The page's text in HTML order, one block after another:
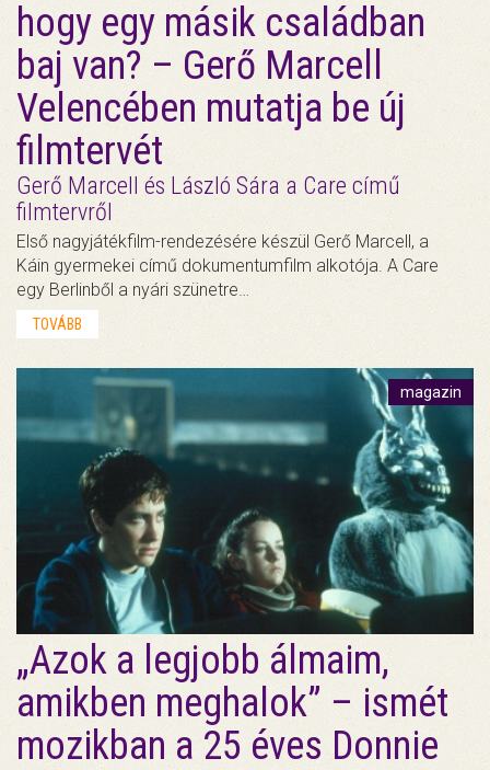
hogy egy másik családban
baj van? – Gerő Marcell
Velencében mutatja be új
filmtervét
Gerő Marcell és László Sára a Care című
filmtervről
Első nagyjátékfilm-rendezésére készül Gerő Marcell, a
Káin gyermekei című dokumentumfilm alkotója. A Care
egy Berlinből a nyári szünetre…
TOVÁBB
magazin
„Azok a legjobb álmaim,
amikben meghalok” – ismét
mozikban a 25 éves Donnie